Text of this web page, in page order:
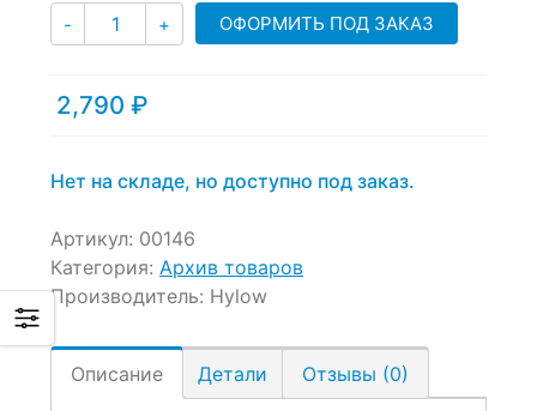
- Количество
+ ОФОРМИТЬ ПОД ЗАКАЗ
2,790 ₽
Нет на складе, но доступно под заказ.
Артикул: 00146
Категория: Архив товаров
Производитель: Hylow
Описание Детали Отзывы (0)